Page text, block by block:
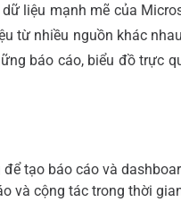
liệu mạnh mẽ của
từ nhiều nguồn khác
báo cáo, biểu đồ trực
tạo báo cáo và
và cộng tác trong thời